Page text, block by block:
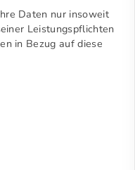
Daten nur insoweit
Leistungspflichten
in Bezug auf diese